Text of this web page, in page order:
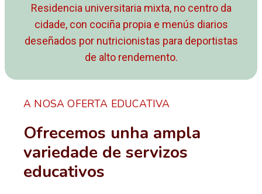
Residencia universitaria mixta, no centro da
cidade, con cociña propia e menús diarios
deseñados por nutricionistas para deportistas
de alto rendemento.
A NOSA OFERTA EDUCATIVA
Ofrecemos unha ampla
variedade de servizos
educativos